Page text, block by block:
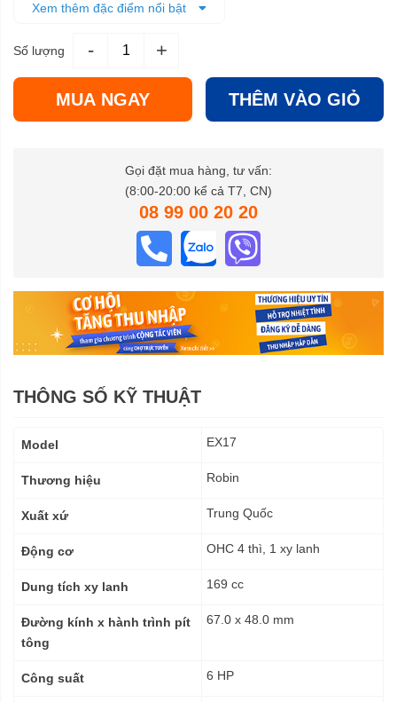
Dùng kết hợp với nhiều thiết bị cơ khí, máy xây dựng....
Xem thêm đặc điểm nổi bật
Số lượng - +
MUA NGAY THÊM VÀO GIỎ
Gọi đặt mua hàng, tư vấn:
(8:00-20:00 kể cả T7, CN)
08 99 00 20 20
THÔNG SỐ KỸ THUẬT
kỹ
Model EX17
Thương hiệu Robin
Xuất xứ Trung Quốc
Động cơ OHC 4 thì, 1 xy lanh
Dung tích xy lanh 169 cc
Đường kính x hành trình pít
tông
67.0 x 48.0 mm
Công suất 6 HP